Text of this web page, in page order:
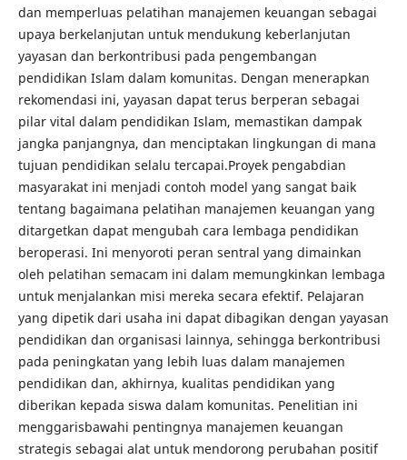
dan memperluas pelatihan manajemen keuangan sebagai
upaya berkelanjutan untuk mendukung keberlanjutan
yayasan dan berkontribusi pada pengembangan
pendidikan Islam dalam komunitas. Dengan menerapkan
rekomendasi ini, yayasan dapat terus berperan sebagai
pilar vital dalam pendidikan Islam, memastikan dampak
jangka panjangnya, dan menciptakan lingkungan di mana
tujuan pendidikan selalu tercapai.Proyek pengabdian
masyarakat ini menjadi contoh model yang sangat baik
tentang bagaimana pelatihan manajemen keuangan yang
ditargetkan dapat mengubah cara lembaga pendidikan
beroperasi. Ini menyoroti peran sentral yang dimainkan
oleh pelatihan semacam ini dalam memungkinkan lembaga
untuk menjalankan misi mereka secara efektif. Pelajaran
yang dipetik dari usaha ini dapat dibagikan dengan yayasan
pendidikan dan organisasi lainnya, sehingga berkontribusi
pada peningkatan yang lebih luas dalam manajemen
pendidikan dan, akhirnya, kualitas pendidikan yang
diberikan kepada siswa dalam komunitas. Penelitian ini
menggarisbawahi pentingnya manajemen keuangan
strategis sebagai alat untuk mendorong perubahan positif